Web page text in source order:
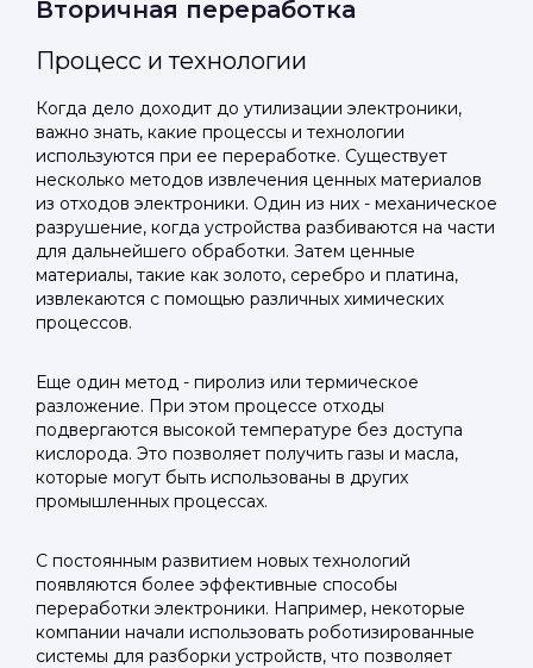
Вторичная переработка
Процесс и технологии
Когда дело доходит до утилизации электроники,
важно знать, какие процессы и технологии
используются при ее переработке. Существует
несколько методов извлечения ценных материалов
из отходов электроники. Один из них - механическое
разрушение, когда устройства разбиваются на части
для дальнейшего обработки. Затем ценные
материалы, такие как золото, серебро и платина,
извлекаются с помощью различных химических
процессов.
Еще один метод - пиролиз или термическое
разложение. При этом процессе отходы
подвергаются высокой температуре без доступа
кислорода. Это позволяет получить газы и масла,
которые могут быть использованы в других
промышленных процессах.
С постоянным развитием новых технологий
появляются более эффективные способы
переработки электроники. Например, некоторые
компании начали использовать роботизированные
системы для разборки устройств, что позволяет